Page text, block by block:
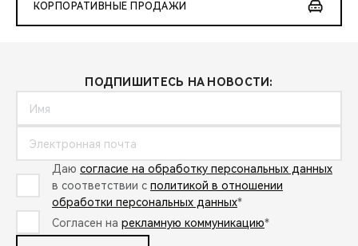
КОРПОРАТИВНЫЕ ПРОДАЖИ
ПОДПИШИТЕСЬ НА НОВОСТИ:
Даю согласие на обработку персональных данных
в соответствии с политикой в отношении
обработки персональных данных*
Согласен на рекламную коммуникацию*